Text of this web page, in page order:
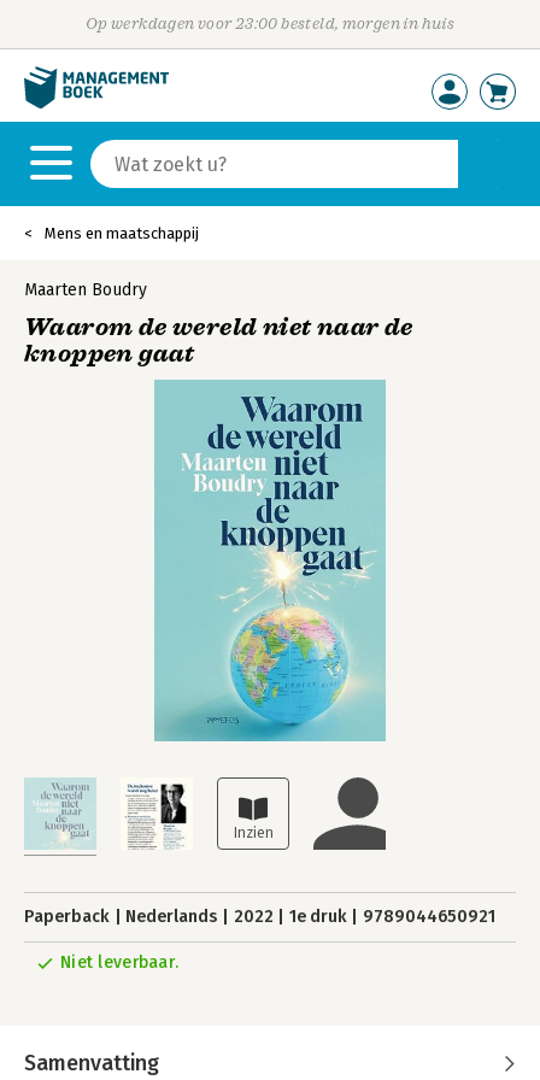
Op werkdagen voor 23:00 besteld, morgen in huis
Mens en maatschappij
Maarten Boudry
Waarom de wereld niet naar de
knoppen gaat
Paperback Nederlands 2022 1e druk 9789044650921
Niet leverbaar.
Samenvatting